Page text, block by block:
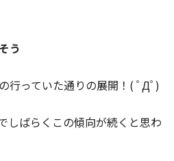
う
行っていた通りの展開！( ﾟДﾟ)
しばらくこの傾向が続くと思わ